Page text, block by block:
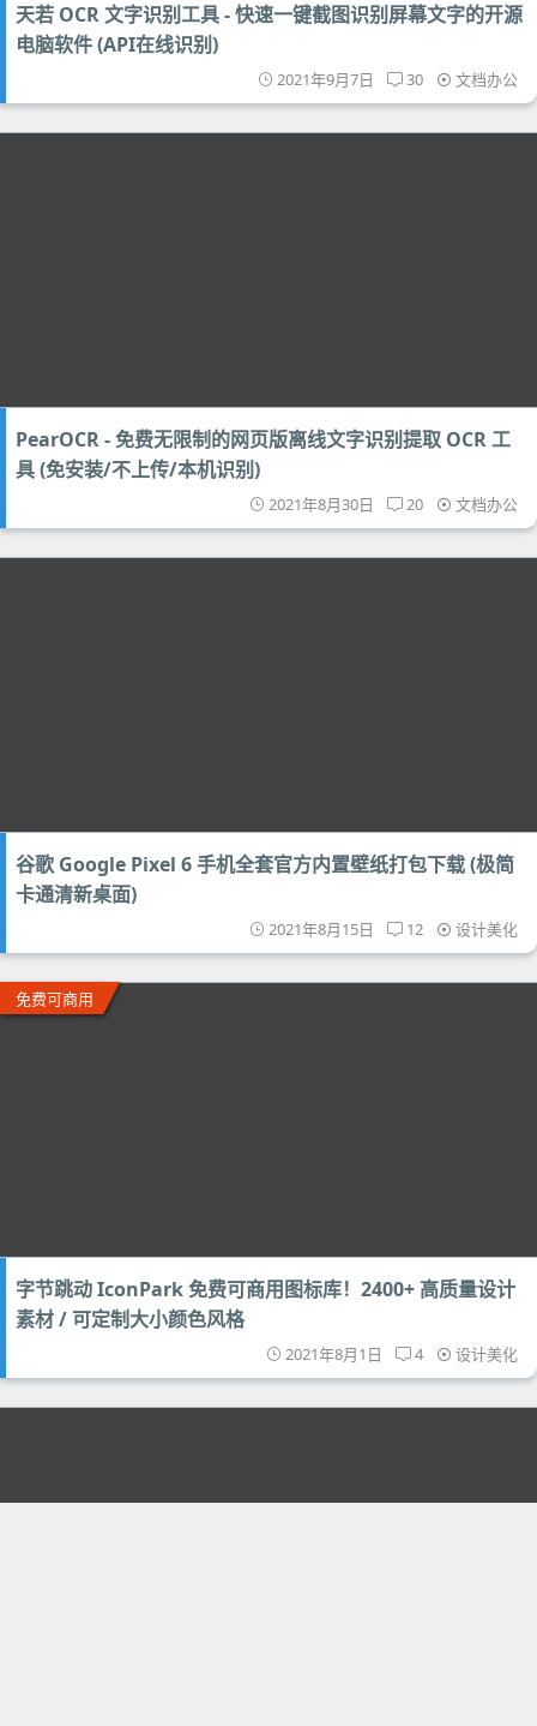
天若 OCR 文字识别工具 - 快速一键截图识别屏幕文字的开源
电脑软件 (API在线识别)
2021年9月7日 30 文档办公
PearOCR - 免费无限制的网页版离线文字识别提取 OCR 工
具 (免安装/不上传/本机识别)
2021年8月30日 20 文档办公
谷歌 Google Pixel 6 手机全套官方内置壁纸打包下载 (极简
卡通清新桌面)
2021年8月15日 12 设计美化
免费可商用
字节跳动 IconPark 免费可商用图标库！2400+ 高质量设计
素材 / 可定制大小颜色风格
2021年8月1日 4 设计美化